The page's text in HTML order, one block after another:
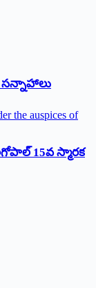
‌సన్నాహాలు
15వ స్మారక